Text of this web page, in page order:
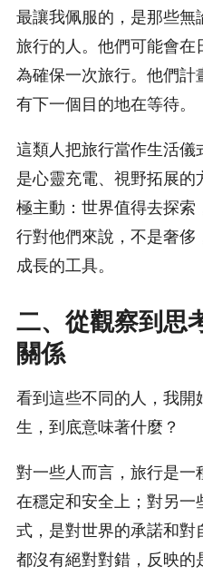
最讓我佩服的，是那些
旅行的人。他們可能會在
為確保一次旅行。他們計
有下一個目的地在等待。
這類人把旅行當作生活儀
是心靈充電、視野拓展
極主動：世界值得去探索
行對他們來說，不是奢
成長的工具。
二、從觀察到思
關係
看到這些不同的人，我開
生，到底意味著什麼？
對一些人而言，旅行是
在穩定和安全上；對另
式，是對世界的承諾和對
都沒有絕對對錯，反映的